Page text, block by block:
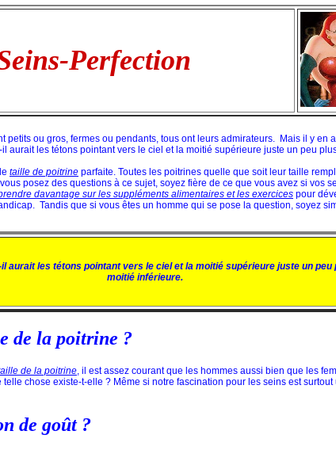
Perfection
petits ou gros, fermes ou pendants, tous ont leurs admirateurs. Mais il y en
aurait les tétons pointant vers le ciel et la moitié supérieure juste un peu
taille de poitrine parfaite. Toutes les poitrines quelle que soit leur taille
posez des questions à ce sujet, soyez fière de ce que vous avez si vos
davantage sur les suppléments alimentaires et les exercices pour
Tandis que si vous êtes un homme qui se pose la question, soyez
aurait les tétons pointant vers le ciel et la moitié supérieure juste un peu
moitié inférieure.
de la poitrine ?
de la poitrine, il est assez courant que les hommes aussi bien que les
chose existe-t-elle ? Même si notre fascination pour les seins est surtout
de goût ?